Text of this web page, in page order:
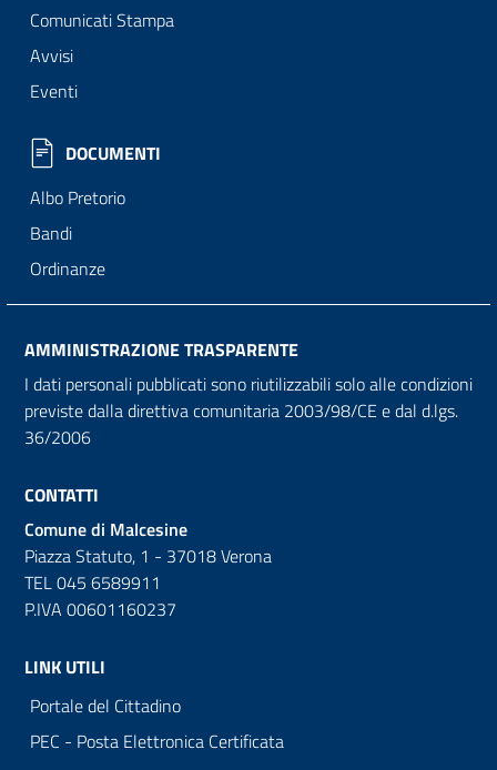
Comunicati Stampa
Avvisi
Eventi
DOCUMENTI
Albo Pretorio
Bandi
Ordinanze
AMMINISTRAZIONE TRASPARENTE
I dati personali pubblicati sono riutilizzabili solo alle condizioni
previste dalla direttiva comunitaria 2003/98/CE e dal d.lgs.
36/2006
CONTATTI
Comune di Malcesine
Piazza Statuto, 1 - 37018 Verona
TEL 045 6589911
P.IVA 00601160237
LINK UTILI
Portale del Cittadino
PEC - Posta Elettronica Certificata